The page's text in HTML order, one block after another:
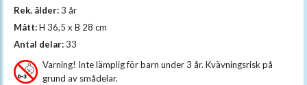
Rek. ålder:3 år
Mått:H 36,5 x B 28 cm
Antal delar:33
Varning! Inte lämplig för barn under 3 år. Kvävningsrisk på
grund av smådelar.